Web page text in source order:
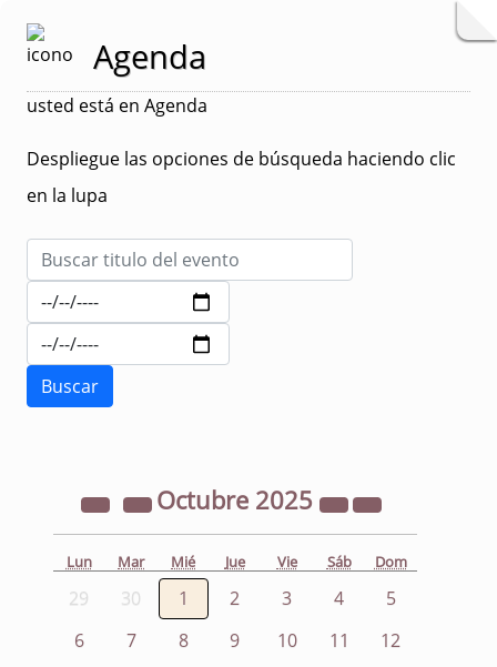
Agenda
usted está en Agenda
Despliegue las opciones de búsqueda haciendo clic
en la lupa
Octubre 2025
Lun Mar Mié Jue Vie Sáb Dom
29 30 1 2 3 4
5
6
7 8 9 10 11
12